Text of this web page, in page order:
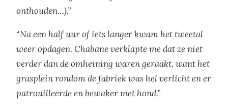
onthouden…).”
“Na een half uur of iets langer kwam het tweetal
weer opdagen. Chabane verklapte me dat ze niet
verder dan de omheining waren geraakt, want het
grasplein rondom de fabriek was hel verlicht en er
patrouilleerde en bewaker met hond.”